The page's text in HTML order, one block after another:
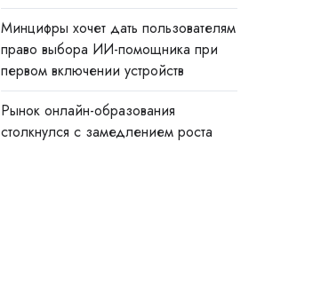
Минцифры хочет дать пользователям
право выбора ИИ-помощника при
первом включении устройств
Рынок онлайн-образования
столкнулся с замедлением роста